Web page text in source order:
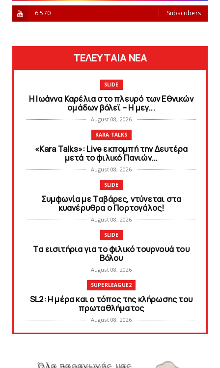
6.570 Subscribers
ΤΕΛΕΥΤΑΙΑ ΝΕΑ
SLIDE
Η Ιωάννα Καρέλια στο πλευρό των Εθνικών
ομάδων βόλεϊ – H μεγ...
August 08, 2026
KARA TALKS
«Kara Talks»: Live εκπομπή την Δευτέρα
μετά το φιλικό Πανιών...
August 08, 2026
SLIDE
Συμφωνία με Tαβάρες, ντύνεται στα
κυανέρυθρα ο Πορτογάλος!
August 08, 2026
SLIDE
Tα εισιτήρια για το φιλικό τουρνουά του
Bόλου
August 08, 2026
SUPERLEAGUE2
SL2: Η μέρα και ο τόπος της κλήρωσης του
πρωταθλήματος
August 08, 2026
KARA TALKS
August 07, 2026